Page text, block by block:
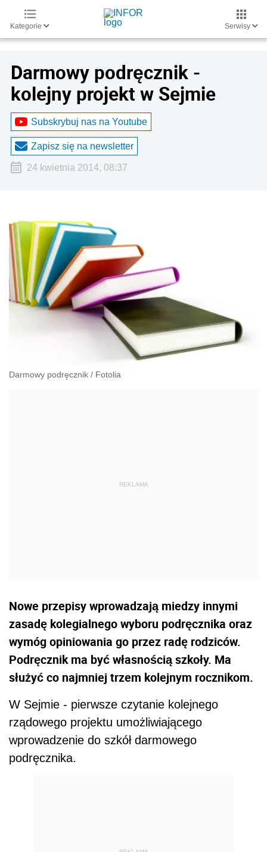
Kategorie Serwisy
Darmowy podręcznik -
kolejny projekt w Sejmie
Subskrybuj nas na Youtube
Zapisz się na newsletter
24 kwietnia 2014, 08:37
Darmowy podręcznik / Fotolia
Nowe przepisy wprowadzają miedzy innymi
zasadę kolegialnego wyboru podręcznika oraz
wymóg opiniowania go przez radę rodziców.
Podręcznik ma być własnością szkoły. Ma
służyć co najmniej trzem kolejnym rocznikom.
W Sejmie - pierwsze czytanie kolejnego
rządowego projektu umożliwiającego
wprowadzenie do szkół darmowego
podręcznika.